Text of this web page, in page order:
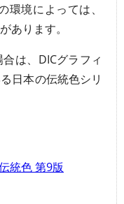
境によっては、
あります。
は、DICグラフィ
日本の伝統色シリ
統色 第9版